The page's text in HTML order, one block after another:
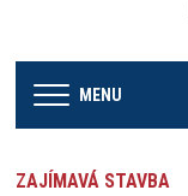
MENU
ZAJÍMAVÁ STAVBA